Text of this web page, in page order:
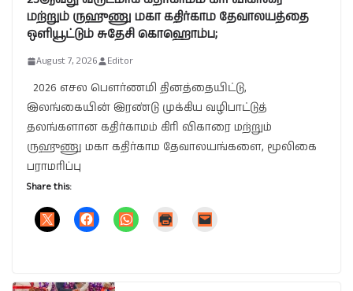
மற்றும் ருஹுணு மகா கதிர்காம தேவாலயத்தை
ஒளியூட்டும் சுதேசி கொஹொம்ப;
August 7, 2026 Editor
2026 எசல பௌர்ணமி தினத்தையிட்டு,
இலங்கையின் இரண்டு முக்கிய வழிபாட்டுத்
தலங்களான கதிர்காமம் கிரி விகாரை மற்றும்
ருஹுணு மகா கதிர்காம தேவாலயங்களை, மூலிகை
பராமரிப்பு
Share this: